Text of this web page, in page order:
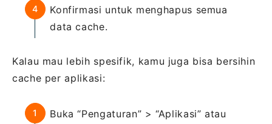
Konfirmasi untuk menghapus semua
data cache.
Kalau mau lebih spesifik, kamu juga bisa bersihin
cache per aplikasi:
Buka “Pengaturan” > “Aplikasi” atau